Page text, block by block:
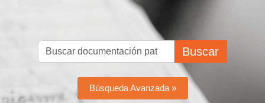
Buscar
Búsqueda Avanzada »